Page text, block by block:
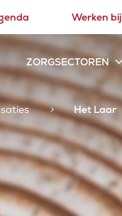
Werken bij
ZORGSECTOREN
> Het Laar